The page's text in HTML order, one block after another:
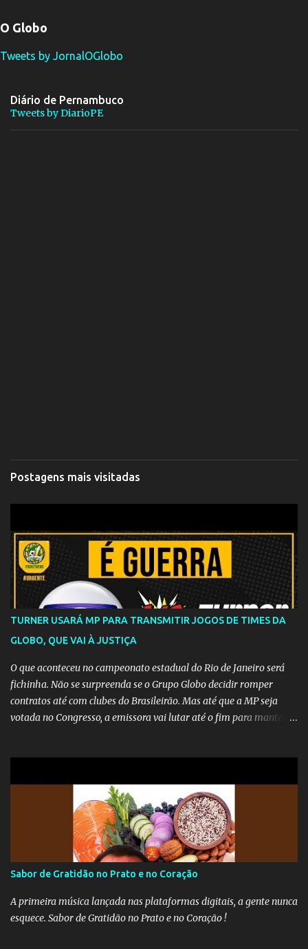
O Globo
Tweets by JornalOGlobo
Diário de Pernambuco
Tweets by DiarioPE
Postagens mais visitadas
TURNER USARÁ MP PARA TRANSMITIR JOGOS DE TIMES DA
GLOBO, QUE VAI À JUSTIÇA
O que aconteceu no campeonato estadual do Rio de Janeiro será
fichinha. Não se surpreenda se o Grupo Globo decidir romper
contratos até com clubes do Brasileirão. Mas até que a MP seja
votada no Congresso, a emissora vai lutar até o fim para manter o
Sabor de Gratidão no Prato e no Coração
A primeira música lançada nas plataformas digitais, a gente nunca
esquece. Sabor de Gratidão no Prato e no Coração !